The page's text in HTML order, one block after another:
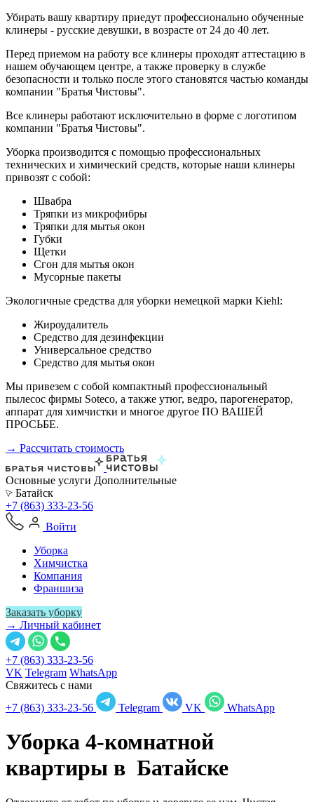
Убирать вашу квартиру приедут профессионально обученные
клинеры - русские девушки, в возрасте от 24 до 40 лет.
Перед приемом на работу все клинеры проходят аттестацию в
нашем обучающем центре, а также проверку в службе
безопасности и только после этого становятся частью команды
компании "Братья Чистовы".
Все клинеры работают исключительно в форме с логотипом
компании "Братья Чистовы".
Уборка производится с помощью профессиональных
технических и химический средств, которые наши клинеры
привозят с собой:
Швабра
Тряпки из микрофибры
Тряпки для мытья окон
Губки
Щетки
Сгон для мытья окон
Мусорные пакеты
Экологичные средства для уборки немецкой марки Kiehl:
Жироудалитель
Средство для дезинфекции
Универсальное средство
Средство для мытья окон
Мы привезем с собой компактный профессиональный
пылесос фирмы Soteco, а также утюг, ведро, парогенератор,
аппарат для химчистки и многое другое ПО ВАШЕЙ
ПРОСЬБЕ.
→ Рассчитать стоимость
Основные услуги Дополнительные
Батайск
+7 (863) 333-23-56
Войти
Уборка
Химчистка
Компания
Франшиза
Заказать уборку
→ Личный кабинет
+7 (863) 333-23-56
VK Telegram WhatsApp
Свяжитесь с нами
+7 (863) 333-23-56
Telegram VK WhatsApp
Уборка 4-комнатной
квартиры в Батайске